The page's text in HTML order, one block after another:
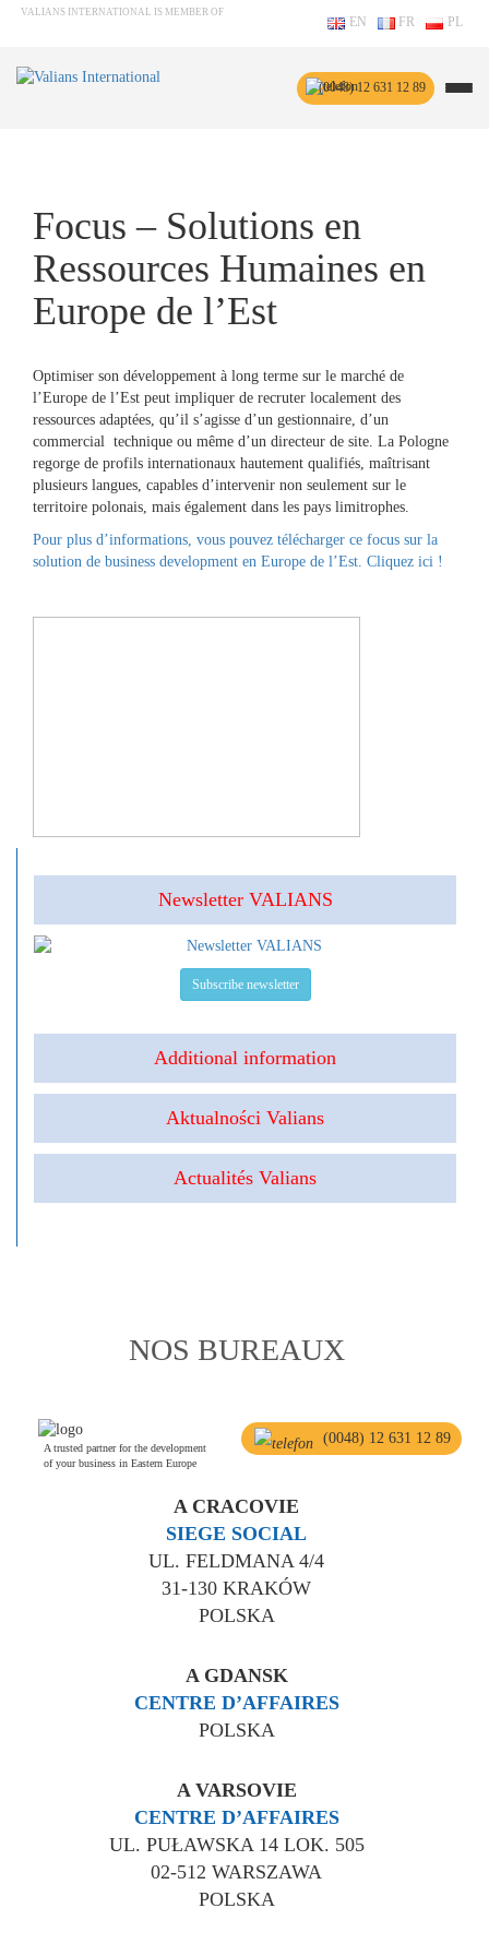
VALIANS INTERNATIONAL IS MEMBER OF
EN FR PL
(0048) 12 631 12 89
Focus – Solutions en
Ressources Humaines en
Europe de l’Est
Optimiser son développement à long terme sur le marché de
l’Europe de l’Est peut impliquer de recruter localement des
ressources adaptées, qu’il s’agisse d’un gestionnaire, d’un
commercial technique ou même d’un directeur de site. La Pologne
regorge de profils internationaux hautement qualifiés, maîtrisant
plusieurs langues, capables d’intervenir non seulement sur le
territoire polonais, mais également dans les pays limitrophes.
Pour plus d’informations, vous pouvez télécharger ce focus sur la
solution de business development en Europe de l’Est. Cliquez ici !
Newsletter VALIANS
Subscribe newsletter
Additional information
Aktualności Valians
Actualités Valians
(0048) 12 631 12 89
NOS BUREAUX
A trusted partner for the development
of your business in Eastern Europe
A CRACOVIE
SIEGE SOCIAL
UL. FELDMANA 4/4
31-130 KRAKÓW
POLSKA
A GDANSK
CENTRE D’AFFAIRES
POLSKA
A VARSOVIE
CENTRE D’AFFAIRES
UL. PUŁAWSKA 14 LOK. 505
02-512 WARSZAWA
POLSKA